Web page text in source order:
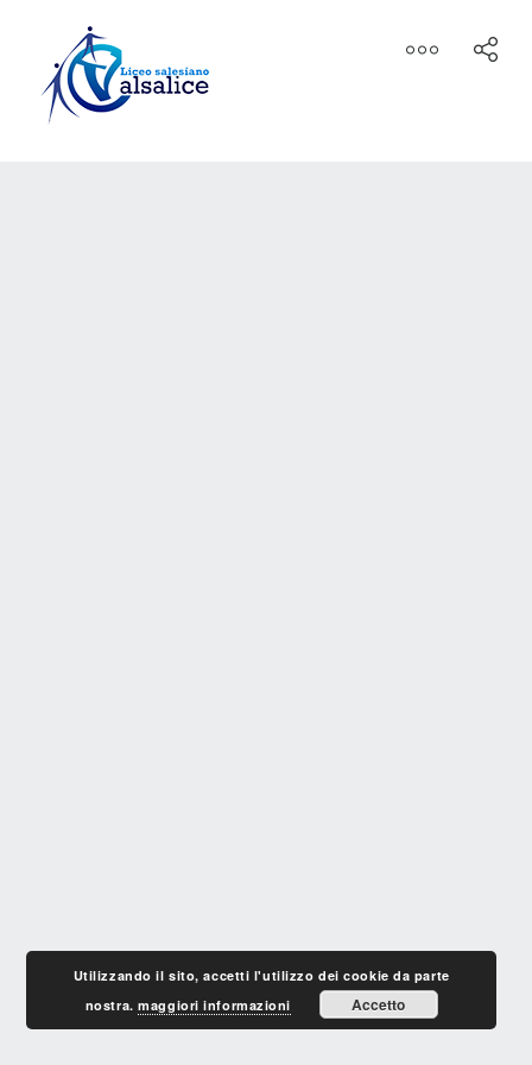
Utilizzando il sito, accetti l'utilizzo dei cookie da parte
nostra.maggiori informazioni Accetto